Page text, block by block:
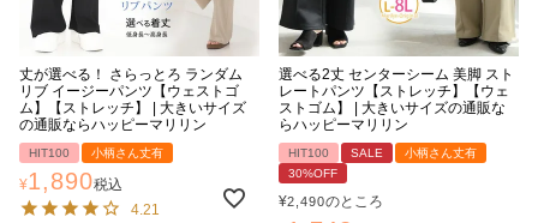
丈が選べる！ さらっとろ ランダム
リブ イージーパンツ【ウェストゴ
ム】【ストレッチ】 | 大きいサイズ
の通販ならハッピーマリリン
HIT100 小柄さん丈有
¥1,890税込
4.21
選べる2丈 センターシーム 美脚 スト
レートパンツ【ストレッチ】【ウェ
ストゴム】 | 大きいサイズの通販な
らハッピーマリリン
HIT100 SALE
小柄さん丈有
30%OFF
¥2,490のところ